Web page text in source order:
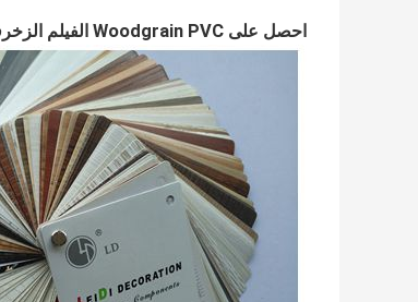
احصل على Woodgrain PVC الفيلم الزخرفي الكتالوج الإلكتروني منا، المزيد من خيارات الألوان